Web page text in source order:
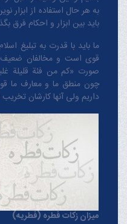
به هر حال استفاده از
باید بین ابزار و احکام فرق
ما باید با قدرت به تبلیغ
قوی است و مخالفان ضعیف
صورت «کم من فئة قلیلة
چون منطق‌ ما و معارف
داریم ولی آنها کارشان
میزان زکات فطره (فطریه)